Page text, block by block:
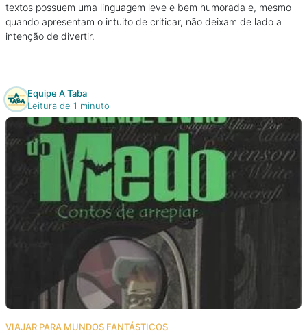
textos possuem uma linguagem leve e bem humorada e, mesmo
quando apresentam o intuito de criticar, não deixam de lado a
intenção de divertir.
Equipe A Taba
Leitura de 1 minuto
VIAJAR PARA MUNDOS FANTÁSTICOS